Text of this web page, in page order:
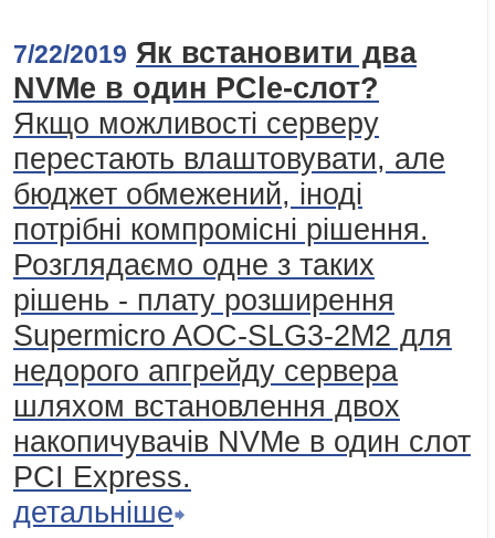
7/22/2019 Як встановити два
NVMe в один PCle-слот?
Якщо можливості серверу
перестають влаштовувати, але
бюджет обмежений, іноді
потрібні компромісні рішення.
Розглядаємо одне з таких
рішень - плату розширення
Supermicro AOC-SLG3-2M2 для
недорого апгрейду сервера
шляхом встановлення двох
накопичувачів NVMe в один слот
PCI Express.
детальніше